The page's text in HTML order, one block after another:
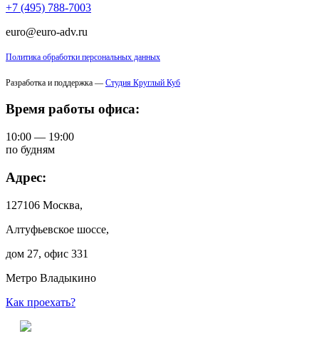
+7 (495) 788-7003
euro@euro-adv.ru
Политика обработки персональных данных
Разработка и поддержка — Студия Круглый Куб
Время работы офиса:
10:00 — 19:00
по будням
Адрес:
127106 Москва,
Алтуфьевское шоссе,
дом 27, офис 331
Метро Владыкино
Как проехать?